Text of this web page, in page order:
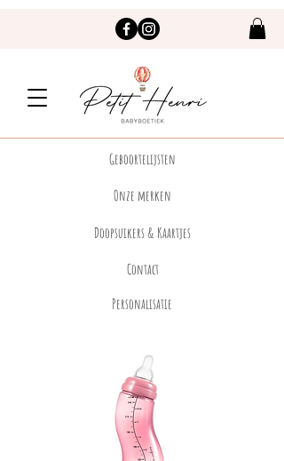
Geboortelijsten
Onze merken
Doopsuikers & Kaartjes
Contact
Personalisatie